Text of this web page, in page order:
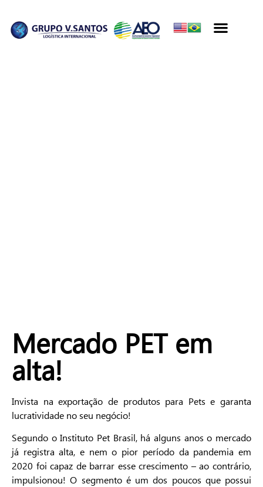
Mercado PET em
alta!
Invista na exportação de produtos para Pets e garanta
lucratividade no seu negócio!
Segundo o Instituto Pet Brasil, há alguns anos o mercado
já registra alta, e nem o pior período da pandemia em
2020 foi capaz de barrar esse crescimento – ao contrário,
impulsionou! O segmento é um dos poucos que possui